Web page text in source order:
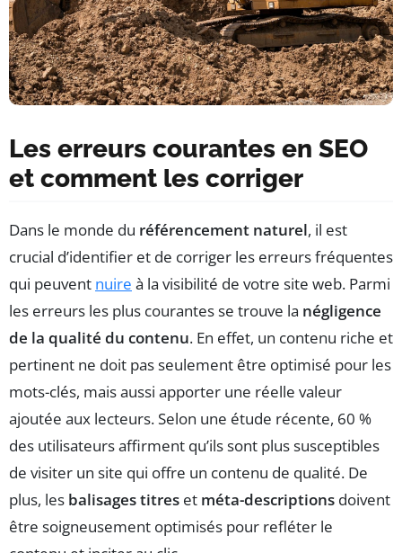
Les erreurs courantes en SEO
et comment les corriger
Dans le monde du référencement naturel, il est
crucial d’identifier et de corriger les erreurs fréquentes
qui peuvent nuire à la visibilité de votre site web. Parmi
les erreurs les plus courantes se trouve la négligence
de la qualité du contenu. En effet, un contenu riche et
pertinent ne doit pas seulement être optimisé pour les
mots-clés, mais aussi apporter une réelle valeur
ajoutée aux lecteurs. Selon une étude récente, 60 %
des utilisateurs affirment qu’ils sont plus susceptibles
de visiter un site qui offre un contenu de qualité. De
plus, les balisages titres et méta-descriptions doivent
être soigneusement optimisés pour refléter le